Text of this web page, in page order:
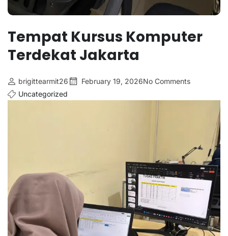
Tempat Kursus Komputer
Terdekat Jakarta
brigittearmit26 February 19, 2026No Comments
Uncategorized